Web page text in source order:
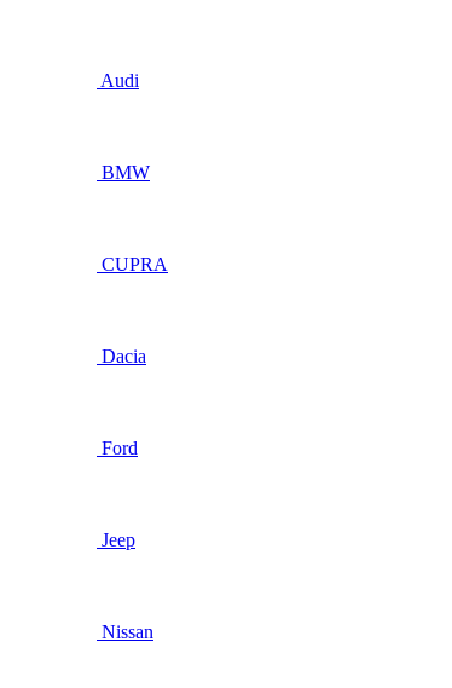
Audi
BMW
CUPRA
Dacia
Ford
Jeep
Nissan